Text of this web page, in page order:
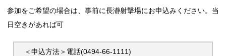
参加をご希望の場合は、事前に長瀞射撃場にお申込みください。当
日空きがあれば可
＜申込方法＞電話(0494-66-1111)